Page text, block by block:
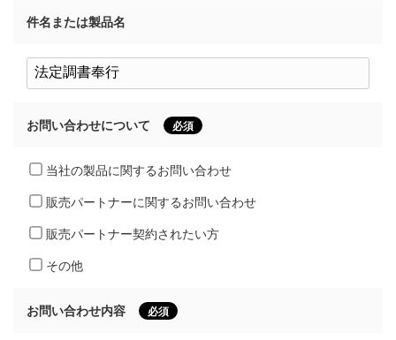
件名または製品名
お問い合わせについて 必須
当社の製品に関するお問い合わせ
販売パートナーに関するお問い合わせ
販売パートナー契約されたい方
その他
お問い合わせ内容 必須